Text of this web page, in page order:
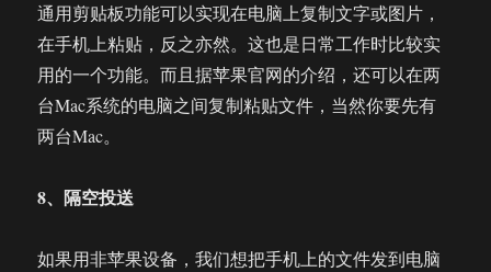
通用剪贴板功能可以实现在电脑上复制文字或图片，
在手机上粘贴，反之亦然。这也是日常工作时比较实
用的一个功能。而且据苹果官网的介绍，还可以在两
台Mac系统的电脑之间复制粘贴文件，当然你要先有
两台Mac。
8、隔空投送
如果用非苹果设备，我们想把手机上的文件发到电脑